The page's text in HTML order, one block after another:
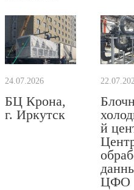
24.07.2026
БЦ Крона,
г. Иркутск
й
ЦФО